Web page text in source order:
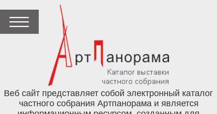
Веб сайт представляет собой электронный каталог
частного собрания Артпанорама и является